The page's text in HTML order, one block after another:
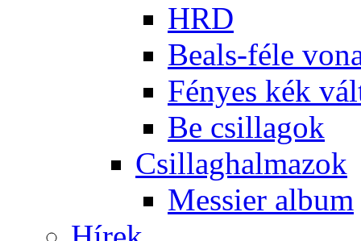
HRD
Be­als-fé­le
Fé­nyes kék
Be csil­la­gok
Csil­lag­hal­ma­zok
Mes­si­er al­bum